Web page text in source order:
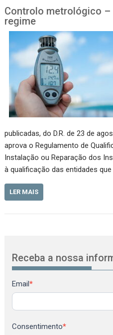
Controlo metrológico –
regime
publicadas, do D.R. de 23 de
aprova o Regulamento de
Instalação ou Reparação dos
à qualificação das entidades
LER MAIS
Receba a nossa
Newsletter
Email*
Consentimento*